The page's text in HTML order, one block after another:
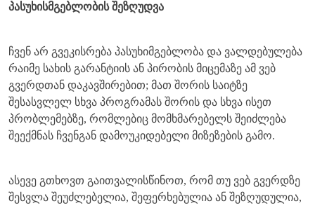
პასუხისმგებლობის შეზღუდვა
ჩვენ არ გვეკისრება პასუხიმგებლობა და ვალდებულება
რაიმე სახის გარანტიის ან პირობის მიცემაზე ამ ვებ
გვერდთან დაკავშირებით; მათ შორის საიტზე
შესასვლელ სხვა პროგრამას შორის და სხვა ისეთ
პრობლემებზე, რომლებიც მომხმარებელს შეიძლება
შეექმნას ჩვენგან დამოუკიდებელი მიზეზების გამო.
ასევე გთხოვთ გაითვალისწინოთ, რომ თუ ვებ გვერდზე
შესვლა შეუძლებელია, შეფერხებულია ან შეზღუდულია,